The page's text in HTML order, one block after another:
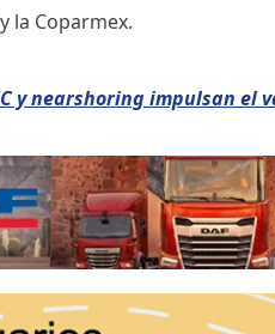
la Coparmex.
y nearshoring impulsan el